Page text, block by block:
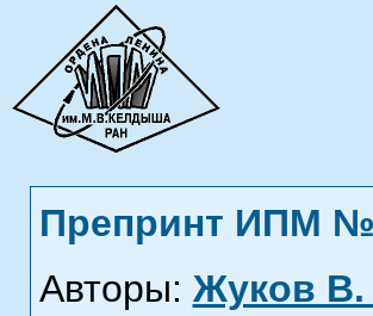
Препринт ИПМ №
Авторы: Жуков В.